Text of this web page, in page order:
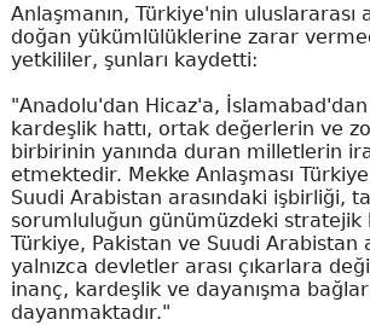
Anlaşmanın, Türkiye'nin uluslararası
doğan yükümlülüklerine zarar
yetkililer, şunları kaydetti:
"Anadolu'dan Hicaz'a,
kardeşlik hattı, ortak değerlerin ve
birbirinin yanında duran milletlerin
etmektedir. Mekke Anlaşması
Suudi Arabistan arasındaki işbirliği,
sorumluluğun günümüzdeki stratejik
Türkiye, Pakistan ve Suudi Arabistan
yalnızca devletler arası çıkarlara
inanç, kardeşlik ve dayanışma
dayanmaktadır."